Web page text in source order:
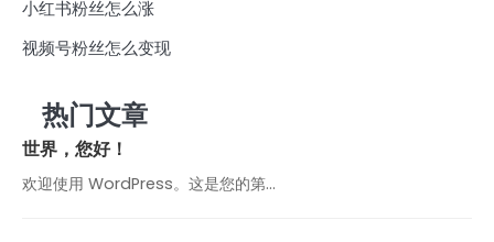
小红书粉丝怎么涨
视频号粉丝怎么变现
热门文章
世界，您好！
欢迎使用 WordPress。这是您的第…